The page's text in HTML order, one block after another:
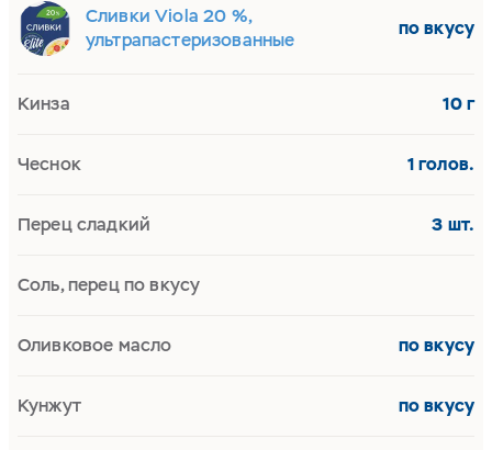
Сливки Viola 20 %,
ультрапастеризованные
по вкусу
Кинза 10 г
Чеснок 1 голов.
Перец сладкий 3 шт.
Соль, перец по вкусу
Оливковое масло по вкусу
Кунжут по вкусу